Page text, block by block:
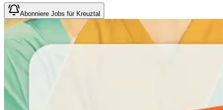
Abonniere Jobs für Kreuztal